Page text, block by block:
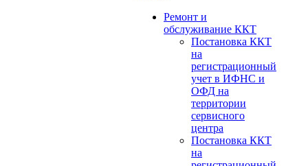
Ремонт и
обслуживание ККТ
Постановка ККТ
на
регистрационный
учет в ИФНС и
ОФД на
территории
сервисного
центра
Постановка ККТ
на